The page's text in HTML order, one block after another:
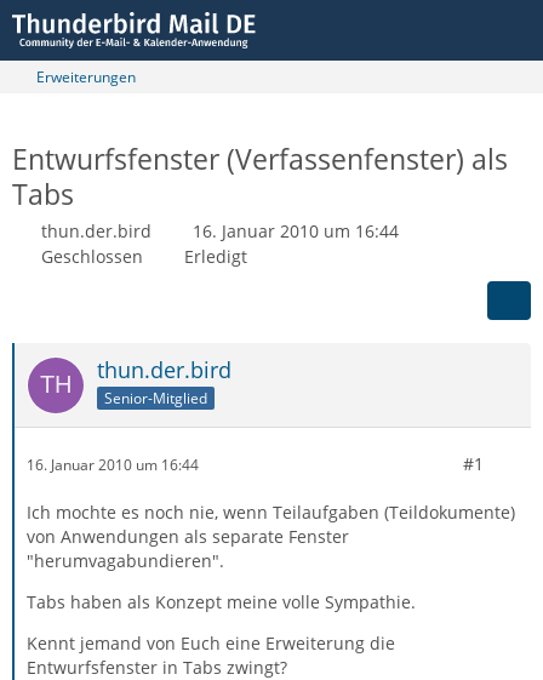
Erweiterungen
Entwurfsfenster (Verfassenfenster) als
Tabs
thun.der.bird
16. Januar 2010 um 16:44
Geschlossen
Erledigt
thun.der.bird
Senior-Mitglied
16. Januar 2010 um 16:44 #1
Ich mochte es noch nie, wenn Teilaufgaben (Teildokumente)
von Anwendungen als separate Fenster
"herumvagabundieren".
Tabs haben als Konzept meine volle Sympathie.
Kennt jemand von Euch eine Erweiterung die
Entwurfsfenster in Tabs zwingt?